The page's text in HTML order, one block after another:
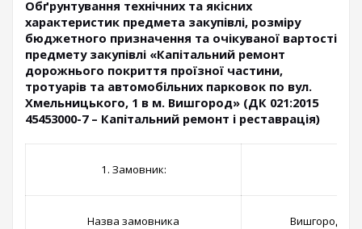
Обґрунтування технічних та якісних
характеристик предмета закупівлі, розміру
бюджетного призначення та очікуваної вартості
предмету закупівлі «Капітальний ремонт
дорожнього покриття проїзної частини,
тротуарів та автомобільних парковок по вул.
Хмельницького, 1 в м. Вишгород» (ДК 021:2015
45453000-7 – Капітальний ремонт і реставрація)
1. Замовник:
Назва замовника